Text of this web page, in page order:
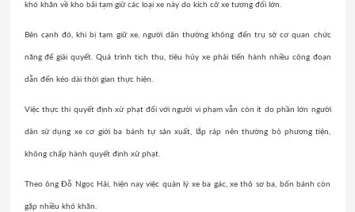
khó khăn về kho bãi tạm giữ các loại xe này do kích cỡ xe tương đối lớn.
Bên cạnh đó, khi bị tạm giữ xe, người dân thường không đến trụ sở cơ quan chức
năng để giải quyết. Quá trình tịch thu, tiêu hủy xe phải tiến hành nhiều công đoạn
dẫn đến kéo dài thời gian thực hiện.
Việc thực thi quyết định xử phạt đối với người vi phạm vẫn còn ít do phần lớn người
dân sử dụng xe cơ giới ba bánh tự sản xuất, lắp ráp nên thường bỏ phương tiện,
không chấp hành quyết định xử phạt.
Theo ông Đỗ Ngọc Hải, hiện nay việc quản lý xe ba gác, xe thô sơ ba, bốn bánh còn
gặp nhiều khó khăn.